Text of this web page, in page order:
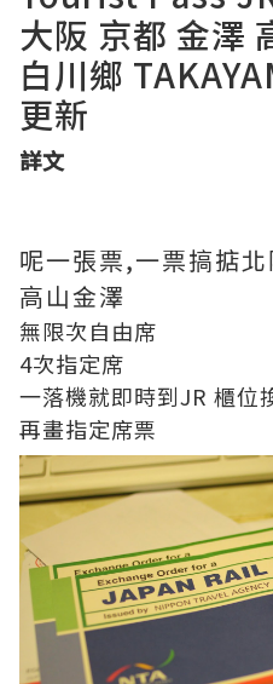
大阪 京都 金澤
白川鄉
更新
詳文
呢一張票,一票搞掂
高山金澤
無限次自由席
4次指定席
一落機就即時到JR 櫃位
再畫指定席票